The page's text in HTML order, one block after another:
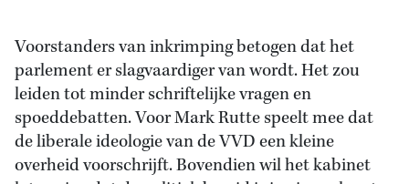
Voorstanders van inkrimping betogen dat het
parlement er slagvaardiger van wordt. Het zou
leiden tot minder schriftelijke vragen en
spoeddebatten. Voor Mark Rutte speelt mee dat
de liberale ideologie van de VVD een kleine
overheid voorschrijft. Bovendien wil het kabinet